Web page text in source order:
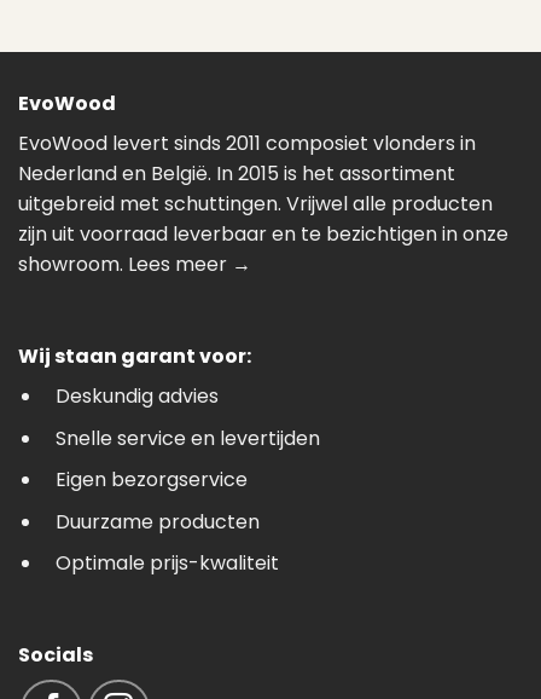
EvoWood
EvoWood levert sinds 2011 composiet vlonders in
Nederland en België. In 2015 is het assortiment
uitgebreid met schuttingen. Vrijwel alle producten
zijn uit voorraad leverbaar en te bezichtigen in onze
showroom. Lees meer →
Wij staan garant voor:
Deskundig advies
Snelle service en levertijden
Eigen bezorgservice
Duurzame producten
Optimale prijs-kwaliteit
Socials